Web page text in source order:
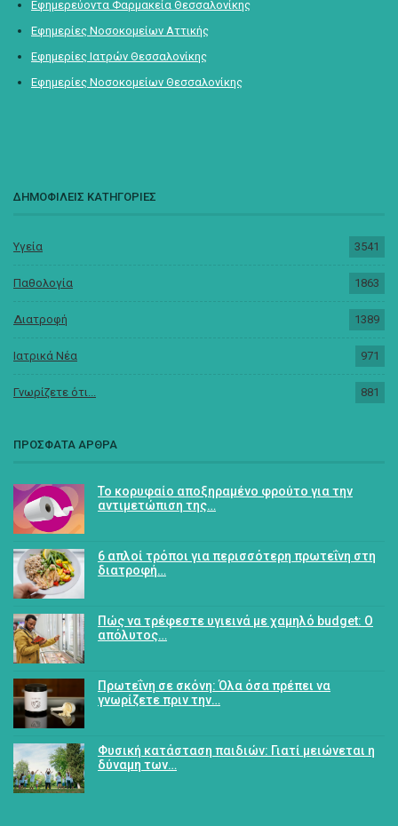
Εφημερεύοντα Φαρμακεία Θεσσαλονίκης
Εφημερίες Νοσοκομείων Αττικής
Εφημερίες Ιατρών Θεσσαλονίκης
Εφημερίες Νοσοκομείων Θεσσαλονίκης
ΔΗΜΟΦΙΛΕΙΣ ΚΑΤΗΓΟΡΙΕΣ
Υγεία 3541
Παθολογία 1863
Διατροφή 1389
Ιατρικά Νέα 971
Γνωρίζετε ότι... 881
ΠΡΟΣΦΑΤΑ ΑΡΘΡΑ
Το κορυφαίο αποξηραμένο φρούτο για την
αντιμετώπιση της…
6 απλοί τρόποι για περισσότερη πρωτεΐνη στη
διατροφή…
Πώς να τρέφεστε υγιεινά με χαμηλό budget: Ο
απόλυτος…
Πρωτεΐνη σε σκόνη: Όλα όσα πρέπει να
γνωρίζετε πριν την…
Φυσική κατάσταση παιδιών: Γιατί μειώνεται η
δύναμη των…